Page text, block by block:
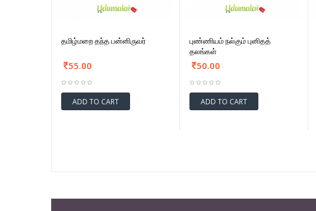
தமிழ்மறை தந்த பன்னிருவர்
55.00
ADD TO CART
புண்ணியம் நல்கும் புனிதத்
தலங்கள்
50.00
ADD TO CART